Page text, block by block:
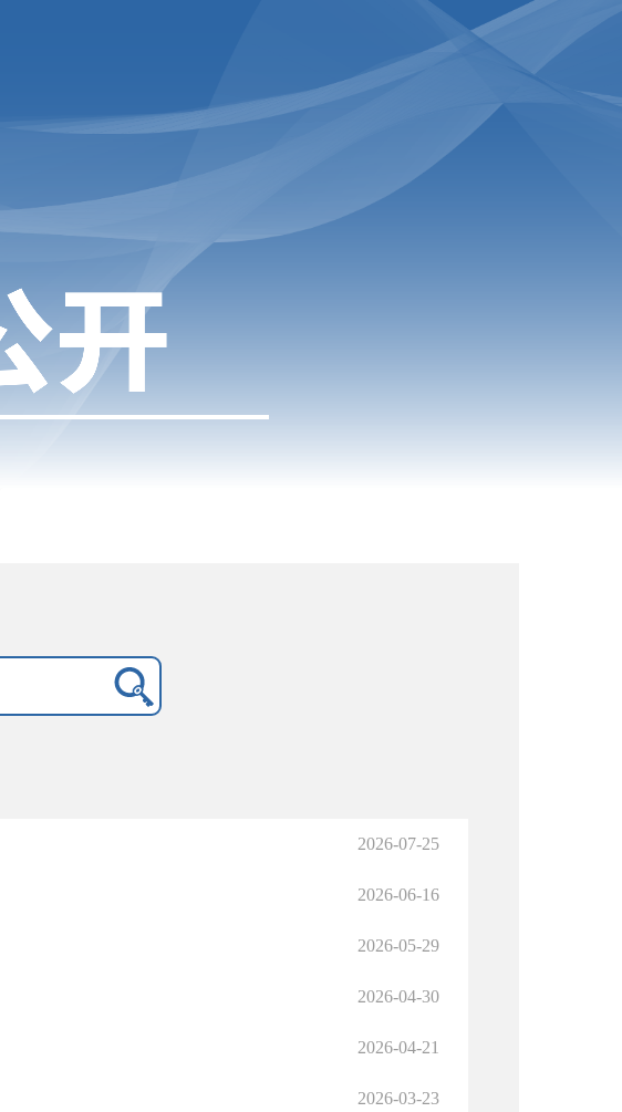
2026-07-25
2026-06-16
2026-05-29
2026-04-30
2026-04-21
2026-03-23